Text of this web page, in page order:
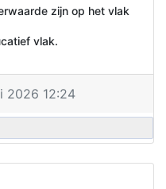
zijn op het vlak
vlak.
2026 12:24